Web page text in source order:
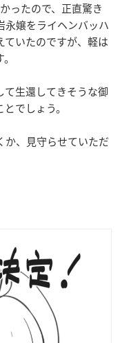
ったので、正直驚き
永嬢をライヘンバッハ
いたのですが、軽は
て生還してきそうな御
でしょう。
か、見守らせていただ